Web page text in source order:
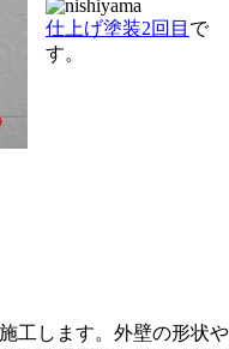
仕上げ塗装2回目 で
す。
工します。外壁の形状や